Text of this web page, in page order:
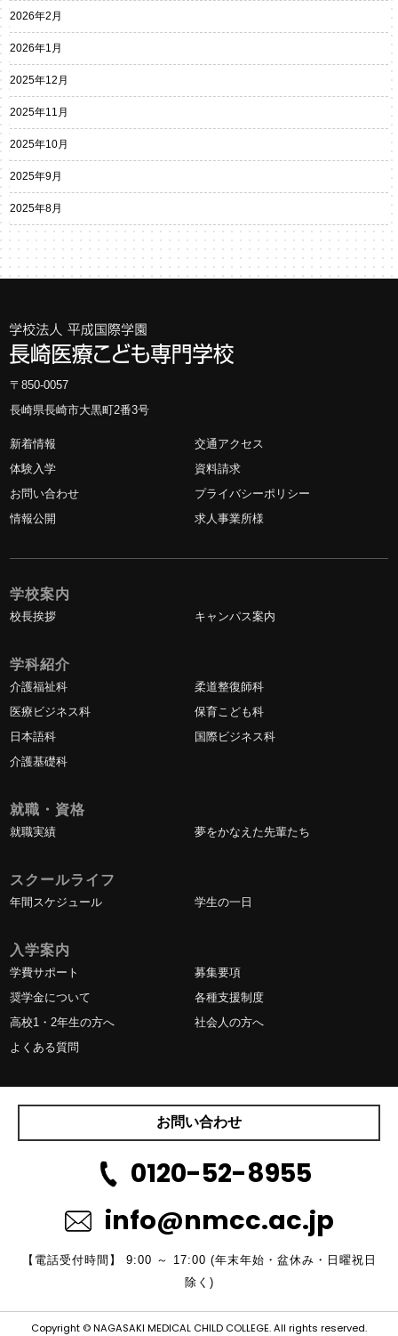
2026年2月
2026年1月
2025年12月
2025年11月
2025年10月
2025年9月
2025年8月
〒850-0057
長崎県長崎市大黒町2番3号
新着情報
交通アクセス
体験入学
資料請求
お問い合わせ
プライバシーポリシー
情報公開
求人事業所様
学校案内
校長挨拶 キャンパス案内
学科紹介
介護福祉科
柔道整復師科
医療ビジネス科
保育こども科
日本語科
国際ビジネス科
介護基礎科
就職・資格
就職実績 夢をかなえた先輩たち
スクールライフ
年間スケジュール 学生の一日
入学案内
学費サポート
募集要項
奨学金について
各種支援制度
高校1・2年生の方へ
社会人の方へ
よくある質問
お問い合わせ
0120-52-8955
info@nmcc.ac.jp
【電話受付時間】 9:00 ～ 17:00 (年末年始・盆休み・日曜祝日
除く)
Copyright © NAGASAKI MEDICAL CHILD COLLEGE. All rights reserved.